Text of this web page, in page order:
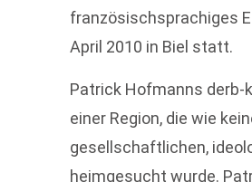
französischsprachiges
April 2010 in Biel statt.
Patrick Hofmanns derb-
einer Region, die wie
gesellschaftlichen,
heimgesucht wurde.